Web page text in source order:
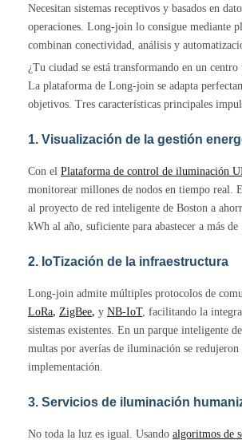
Necesitan sistemas receptivos y basados en
operaciones. Long-join lo consigue mediante
combinan conectividad, análisis y
¿Tu ciudad se está transformando en un
La plataforma de Long-join se adapta
objetivos. Tres características principales
1. Visualización de la gestión
Con el Plataforma de control de iluminación
monitorear millones de nodos en tiempo real.
al proyecto de red inteligente de Boston a
kWh al año, suficiente para abastecer a más de
2. IoTización de la infraestructura
Long-join admite múltiples protocolos de
LoRa, ZigBee, y NB-IoT, facilitando la
sistemas existentes. En un parque inteligente
multas por averías de iluminación se redujeron
implementación.
3. Servicios de iluminación
No toda la luz es igual. Usando algoritmos de